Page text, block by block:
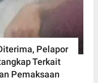
Pelapor
Terkait
Pemaksaan